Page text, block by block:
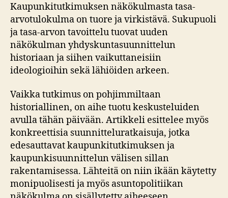
Kaupunkitutkimuksen näkökulmasta tasa-
arvotulokulma on tuore ja virkistävä. Sukupuoli
ja tasa-arvon tavoittelu tuovat uuden
näkökulman yhdyskuntasuunnittelun
historiaan ja siihen vaikuttaneisiin
ideologioihin sekä lähiöiden arkeen.
Vaikka tutkimus on pohjimmiltaan
historiallinen, on aihe tuotu keskusteluiden
avulla tähän päivään. Artikkeli esittelee myös
konkreettisia suunnitteluratkaisuja, jotka
edesauttavat kaupunkitutkimuksen ja
kaupunkisuunnittelun välisen sillan
rakentamisessa. Lähteitä on niin ikään käytetty
monipuolisesti ja myös asuntopolitiikan